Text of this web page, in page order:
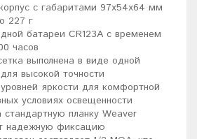
с габаритами 97x54x64 мм
227 г
батареи CR123A с временем
часов
выполнена в виде одной
высокой точности
яркости для комфортной
условиях освещенности
стандартную планку Weaver
надежную фиксацию